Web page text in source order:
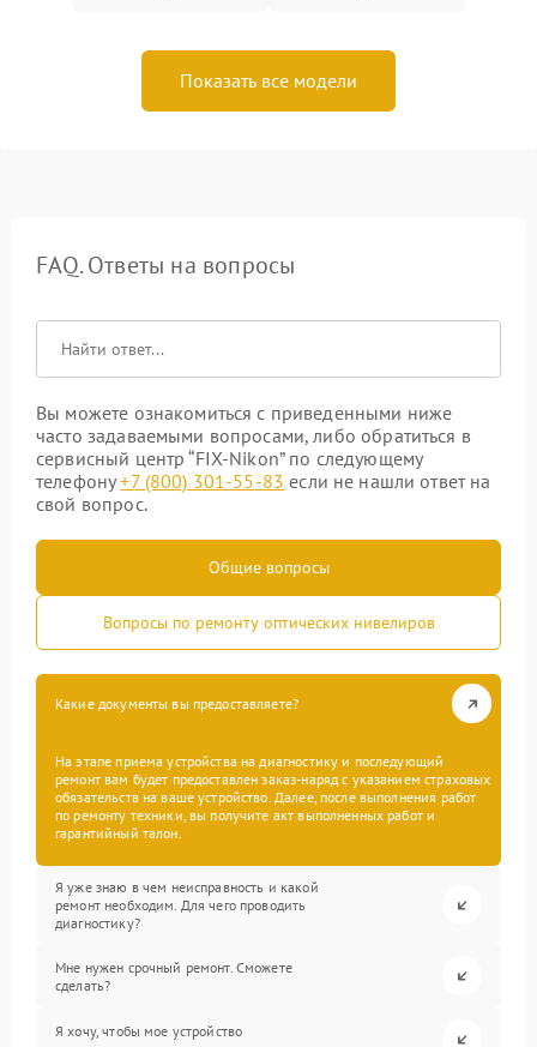
Показать все модели
FAQ. Ответы на вопросы
Вы можете ознакомиться с приведенными ниже
часто задаваемыми вопросами, либо обратиться в
сервисный центр “FIX-Nikon” по следующему
телефону+7 (800) 301-55-83 если не нашли ответ на
свой вопрос.
Общие вопросы
Вопросы по ремонту оптических нивелиров
Какие документы вы предоставляете?
На этапе приема устройства на диагностику и последующий
ремонт вам будет предоставлен заказ-наряд с указанием страховых
обязательств на ваше устройство. Далее, после выполнения работ
по ремонту техники, вы получите акт выполненных работ и
гарантийный талон.
Я уже знаю в чем неисправность и какой
ремонт необходим. Для чего проводить
диагностику?
Мне нужен срочный ремонт. Сможете
сделать?
Я хочу, чтобы мое устройство